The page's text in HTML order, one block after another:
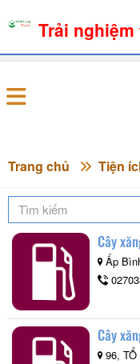
08-08-2026,
Trang chủ Tiện
Cây
Ấp
Cây
96,
Trải